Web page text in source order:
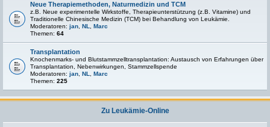
Neue Therapiemethoden, Naturmedizin und TCM
z.B. Neue experimentelle Wirkstoffe, Therapieunterstützung (z.B. Vitamine) und
Traditionelle Chinesische Medizin (TCM) bei Behandlung von Leukämie.
Moderatoren: jan NL
Marc
Themen: 64
Transplantation
Knochenmarks- und Blutstammzelltransplantation: Austausch von Erfahrungen über
Transplantation, Nebenwirkungen, Stammzellspende
Moderatoren: jan NL
Marc
Themen: 225
Zu Leukämie-Online